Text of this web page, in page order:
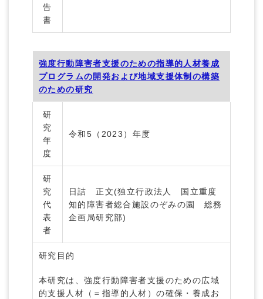
告
書
強度行動障害者支援のための指導的人材養成
プログラムの開発および地域支援体制の構築
のための研究
研
究
年
度
令和5（2023）年度
研
究
代
表
者
日詰 正文(独立行政法人 国立重度
知的障害者総合施設のぞみの園 総務
企画局研究部)
研究目的
本研究は、強度行動障害者支援のための広域
的支援人材（＝指導的人材）の確保・養成お